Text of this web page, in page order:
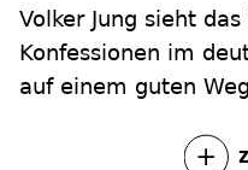
Volker Jung sieht
Konfessionen im
auf einem guten